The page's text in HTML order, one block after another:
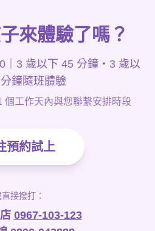
來體驗了嗎？
｜3 歲以下 45 分鐘・3 歲以
鐘隨班體驗
個工作天內與您聯繫安排時段
預約試上
直接撥打：
0967-103-123